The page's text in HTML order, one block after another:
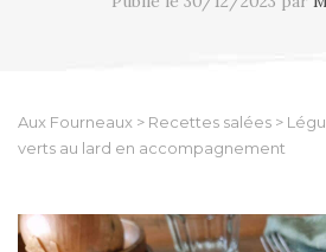
Aux Fourneaux > Recettes salées >
verts au lard en accompagnement